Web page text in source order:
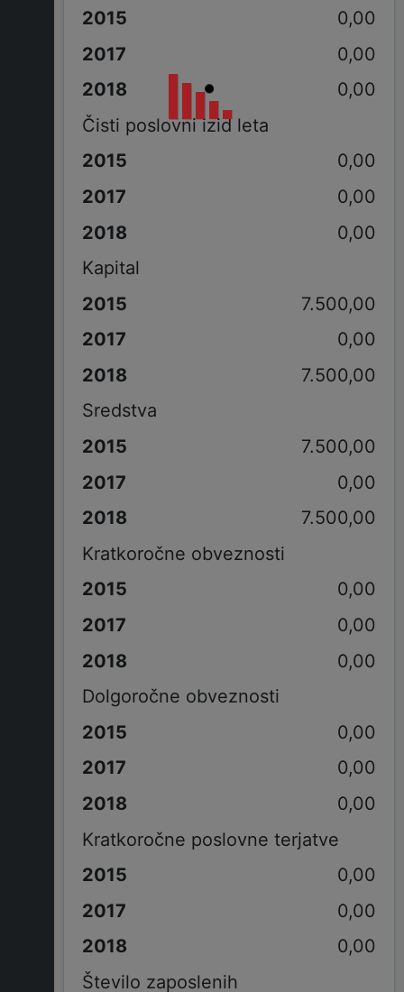
0,00
0,00
0,00
Čisti poslovni izid leta
0,00
0,00
0,00
Kapital
7.500,00
0,00
7.500,00
Sredstva
7.500,00
0,00
7.500,00
Kratkoročne obveznosti
0,00
0,00
0,00
Dolgoročne obveznosti
0,00
0,00
0,00
Kratkoročne poslovne terjatve
0,00
0,00
0,00
Število zaposlenih